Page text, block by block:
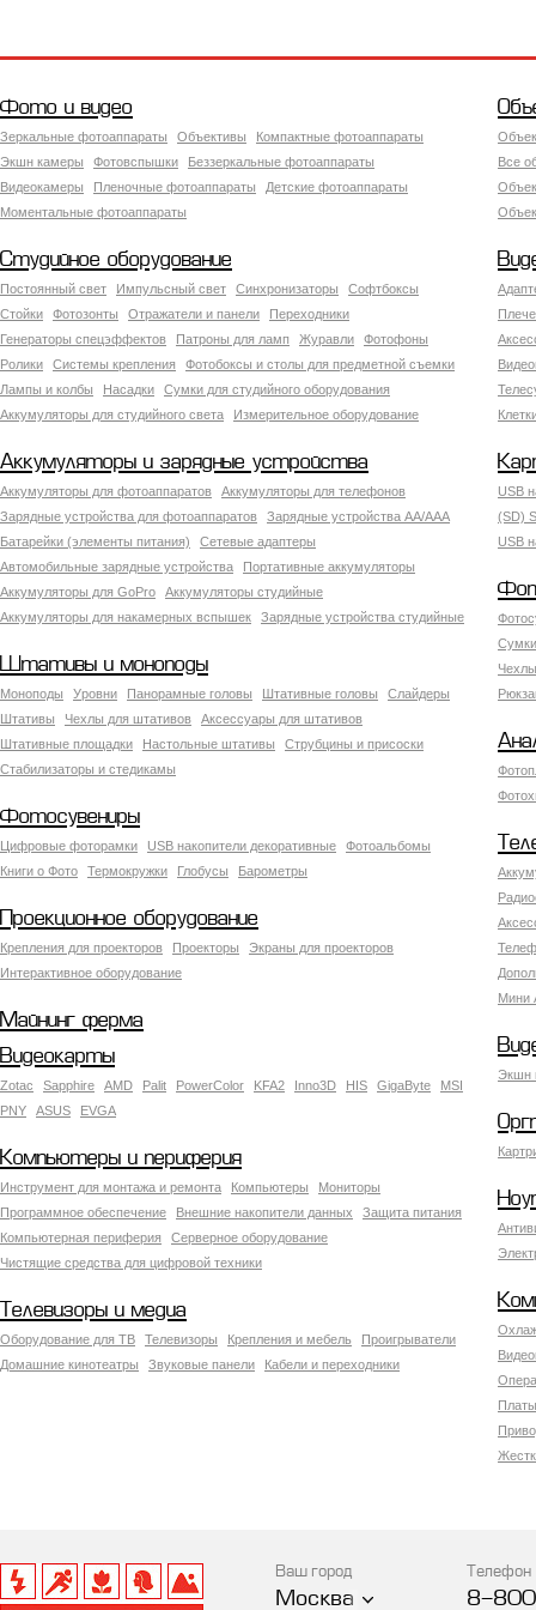
Фото и видео
Зеркальные фотоаппараты Объективы
Компактные фотоаппараты
Экшн камеры
Фотовспышки
Беззеркальные фотоаппараты
Видеокамеры
Пленочные фотоаппараты
Детские фотоаппараты
Моментальные фотоаппараты
Все
Студийное оборудование
Постоянный свет Импульсный свет Синхронизаторы
Софтбоксы
Стойки
Фотозонты Отражатели и панели
Переходники
Генераторы спецэффектов
Патроны для ламп Журавли
Фотофоны
Ролики
Системы крепления
Фотобоксы и столы для предметной съемки
Лампы и колбы
Насадки
Сумки для студийного оборудования
Аккумуляторы для студийного света
Измерительное оборудование
Аккумуляторы и зарядные устройства
Аккумуляторы для фотоаппаратов
Аккумуляторы для телефонов
Зарядные устройства для фотоаппаратов
Зарядные устройства AA/AAA
Батарейки (элементы питания)
Сетевые адаптеры
Автомобильные зарядные устройства
Портативные аккумуляторы
Аккумуляторы для GoPro
Аккумуляторы студийные
Аккумуляторы для накамерных вспышек
Зарядные устройства студийные
USB
(SD)
USB
Штативы и моноподы
Моноподы Уровни Панорамные головы Штативные головы
Слайдеры
Штативы
Чехлы для штативов
Аксессуары для штативов
Штативные площадки
Настольные штативы
Струбцины и присоски
Стабилизаторы и стедикамы
Фотосувениры
Цифровые фоторамки USB накопители декоративные
Фотоальбомы
Книги о Фото
Термокружки Глобусы Барометры
Мини
Проекционное оборудование
Крепления для проекторов Проекторы
Экраны для проекторов
Интерактивное оборудование
Майнинг ферма
Экшн
Видеокарты
Zotac Sapphire AMD Palit PowerColor KFA2 Inno3D HIS GigaByte
MSI
PNY
ASUS EVGA
Компьютеры и периферия
Инструмент для монтажа и ремонта Компьютеры
Мониторы
Программное обеспечение
Внешние накопители данных
Защита питания
Компьютерная периферия
Серверное оборудование
Чистящие средства для цифровой техники
Телевизоры и медиа
Оборудование для ТВ Телевизоры Крепления и мебель
Проигрыватели
Домашние кинотеатры
Звуковые панели Кабели и переходники
Ваш город
Москва
Телефон
8-